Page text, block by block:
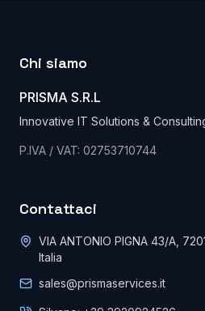
Chi siamo
PRISMA S.R.L
Innovative IT Solutions &
P.IVA / VAT: 02753710744
Contattaci
VIA ANTONIO PIGNA 43/A,
Italia
sales@prismaservices.it